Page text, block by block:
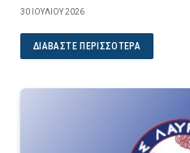
30 ΙΟΥΛΊΟΥ 2026
ΔΙΑΒΆΣΤΕ ΠΕΡΙΣΣΌΤΕΡΑ